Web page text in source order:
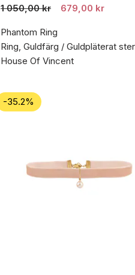
1 050,00 kr 679,00 kr
Phantom Ring
Ring, Guldfärg / Guldpläterat
House Of Vincent
-35.2%